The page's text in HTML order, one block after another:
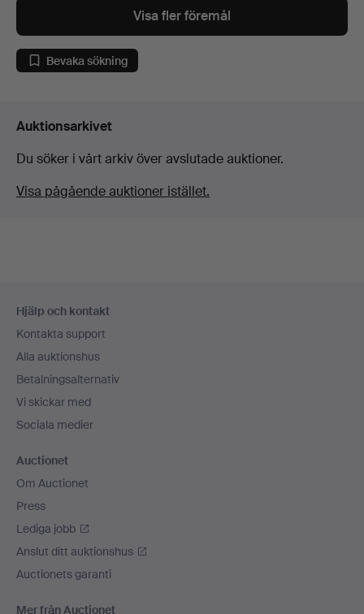
Visa fler föremål
Bevaka sökning
Auktionsarkivet
Du söker i vårt arkiv över avslutade auktioner.
Visa pågående auktioner istället.
Hjälp och kontakt
Kontakta support
Alla auktionshus
Betalningsalternativ
Vi skickar med
Sociala medier
Auctionet
Om Auctionet
Press
Lediga jobb
Anslut ditt auktionshus
Auctionets garanti
Mer från Auctionet